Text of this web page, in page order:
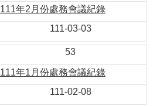
111年2月份處務會議紀錄
111-03-03
53
111年1月份處務會議紀錄
111-02-08